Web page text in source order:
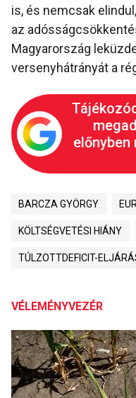
is, és nemcsak
az
Magyarország
versenyhátrányát a
BARCZA GYÖRGY
KÖLTSÉGVETÉSI HIÁNY
TÚLZOTTDEFICIT-
VÉLEMÉNYVEZÉR